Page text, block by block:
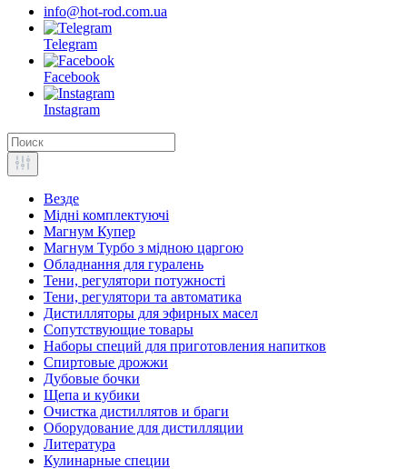
info@hot-rod.com.ua
Telegram
Facebook
Instagram
Везде
Мідні комплектуючі
Магнум Купер
Магнум Турбо з мідною царгою
Обладнання для гуралень
Тени, регулятори потужності
Тени, регулятори та автоматика
Дистилляторы для эфирных масел
Сопутствующие товары
Наборы специй для приготовления напитков
Спиртовые дрожжи
Дубовые бочки
Щепа и кубики
Очистка дистиллятов и браги
Оборудование для дистилляции
Литература
Кулинарные специи